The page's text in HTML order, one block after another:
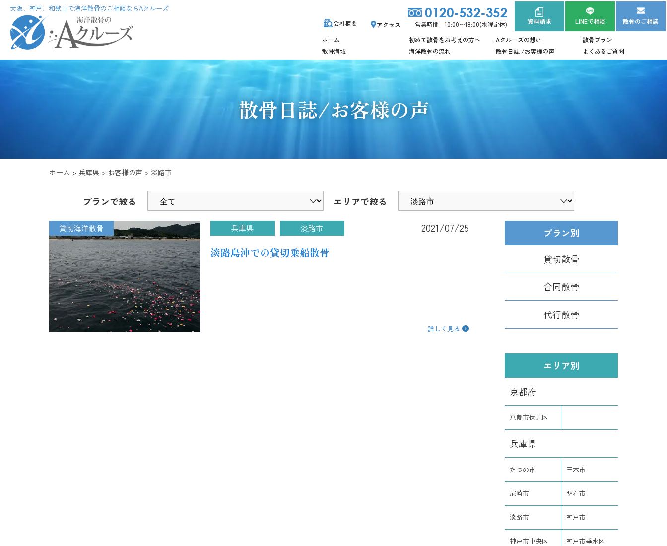
大阪、神戸、和歌山で海洋散骨のご相談ならAクルーズ
会社概要 アクセス
0120-532-352
営業時間 10:00〜18:00(水曜定休) 資料請求 LINEで相談 散骨のご相談
ホーム 初めて散骨をお考えの方へ Aクルーズの想い
散骨プラン
散骨海域
海洋散骨の流れ 散骨日誌 /お客様の声 よくあるご質問
散骨日誌/お客様の声
ホーム 兵庫県 お客様の声 淡路市
プランで絞る エリアで絞る
貸切海洋散骨 兵庫県 淡路市
2021/07/25
淡路島沖での貸切乗船散骨
詳しく見る
プラン別
貸切散骨
合同散骨
代行散骨
エリア別
京都府
京都市伏見区
兵庫県
たつの市 三木市
尼崎市 明石市
淡路市 神戸市
神戸市中央区 神戸市垂水区